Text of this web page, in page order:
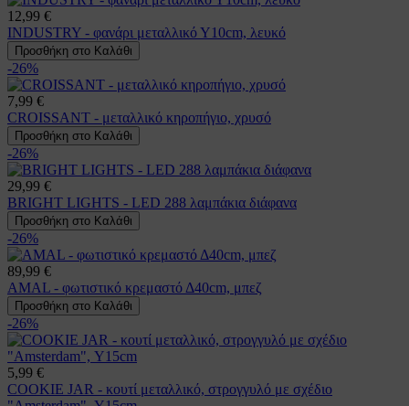
12,99 €
INDUSTRY - φανάρι μεταλλικό Υ10cm, λευκό
Προσθήκη στο Καλάθι
-26%
7,99 €
CROISSANT - μεταλλικό κηροπήγιο, χρυσό
Προσθήκη στο Καλάθι
-26%
29,99 €
BRIGHT LIGHTS - LED 288 λαμπάκια διάφανα
Προσθήκη στο Καλάθι
-26%
89,99 €
AMAL - φωτιστικό κρεμαστό Δ40cm, μπεζ
Προσθήκη στο Καλάθι
-26%
5,99 €
COOKIE JAR - κουτί μεταλλικό, στρογγυλό με σχέδιο